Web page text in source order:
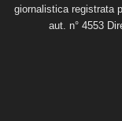
giornalistica registrata
aut. n° 4553